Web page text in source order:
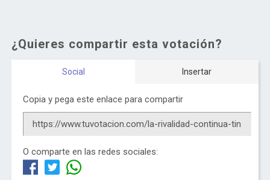
¿Quieres compartir esta votación?
Social Insertar
Copia y pega este enlace para compartir
O comparte en las redes sociales: